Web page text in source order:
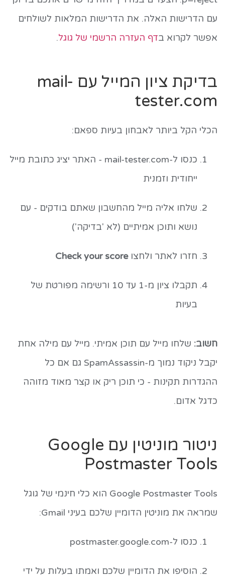
עם הדרישות האלה. את הדרישות המלאות לשולחים
אפשר לקרוא בדף העזרה הרשמי של גוגל.
בדיקת ציון המייל עם mail-
tester.com
הכלי הקל ביותר לאבחון בעיות ספאם:
כנסו ל-mail-tester.com - האתר יציג כתובת מייל
ייחודית וזמנית
שלחו אליה מייל מהחשבון שאתם בודקים - עם
נושא ותוכן אמיתיים (לא 'בדיקה')
חזרו לאתר ולחצוCheck your score
תקבלו ציון מ-1 עד 10 ורשימה מפורטת של
בעיות
חשוב: שלחו מייל עם תוכן אמיתי. מייל עם מילה אחת
יקבל ניקוד נמוך מ-SpamAssassin גם אם כל
ההגדרות תקינות - כי תוכן ריק או קצר מאוד מזוהה
כדגל אדום.
ניטור מוניטין עם Google
Postmaster Tools
Google Postmaster Tools הוא כלי חינמי של גוגל
שמראה את מוניטין הדומיין שלכם בעיני Gmail:
כנסו ל-postmaster.google.com
הוסיפו את הדומיין שלכם ואמתו בעלות על ידי